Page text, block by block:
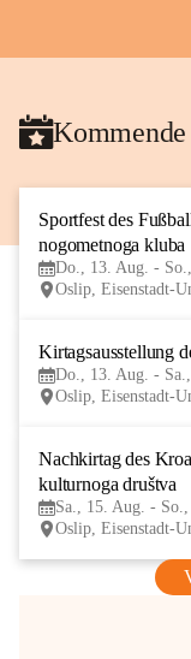
Sportfest des
nogometnoga kluba
Do., 13. Aug. -
Oslip, Eisenstadt-
Kirtagsausstellung
Do., 13. Aug. -
Oslip, Eisenstadt-
Nachkirtag des
kulturnoga društva
Sa., 15. Aug. -
Oslip, Eisenstadt-